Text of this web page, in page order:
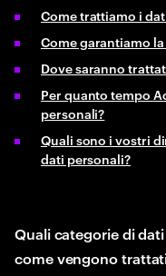
Come trattiamo i
Come garantiamo
Dove saranno
Per quanto tempo
personali?
Quali sono i vostri
dati personali?
Quali categorie di
come vengono